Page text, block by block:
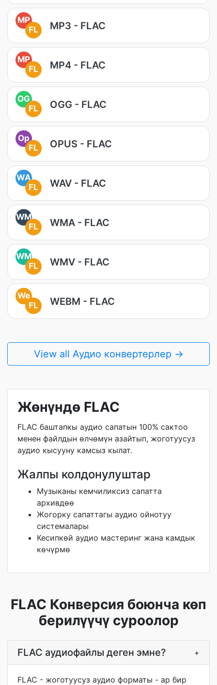
MP
FL
MP3 - FLAC
MP
FL
MP4 - FLAC
OG
FL
OGG - FLAC
Op
FL
OPUS - FLAC
WA
FL
WAV - FLAC
WM
FL
WMA - FLAC
WM
FL
WMV - FLAC
We
FL
WEBM - FLAC
View all Аудио конвертерлер →
Жөнүндө FLAC
FLAC баштапкы аудио сапатын 100% сактоо
менен файлдын өлчөмүн азайтып, жоготуусуз
аудио кысууну камсыз кылат.
Жалпы колдонулуштар
Музыканы кемчиликсиз сапатта
архивдөө
Жогорку сапаттагы аудио ойнотуу
системалары
Кесипкөй аудио мастеринг жана камдык
көчүрмө
FLAC Конверсия боюнча көп
берилүүчү суроолор
FLAC аудиофайлы деген эмне? +
FLAC - жоготуусуз аудио форматы - ар бир